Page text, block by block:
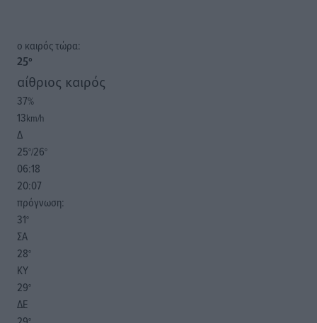
o καιρός τώρα:
25°
αίθριος καιρός
37%
13km/h
Δ
25°/26°
06:18
20:07
πρόγνωση:
31°
ΣΑ
28°
ΚΥ
29°
ΔΕ